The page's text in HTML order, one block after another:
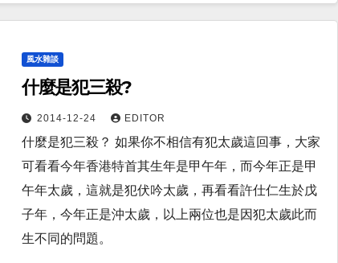
風水雜談
什麼是犯三殺?
2014-12-24 EDITOR
什麼是犯三殺？ 如果你不相信有犯太歲這回事，大家
可看看今年香港特首其生年是甲午年，而今年正是甲
午年太歲，這就是犯伏吟太歲，再看看許仕仁生於戊
子年，今年正是沖太歲，以上兩位也是因犯太歲此而
生不同的問題。